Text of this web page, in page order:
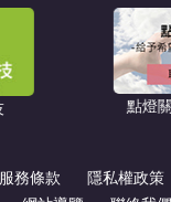
點燈關懷教育協會
服務條款 隱私權政策